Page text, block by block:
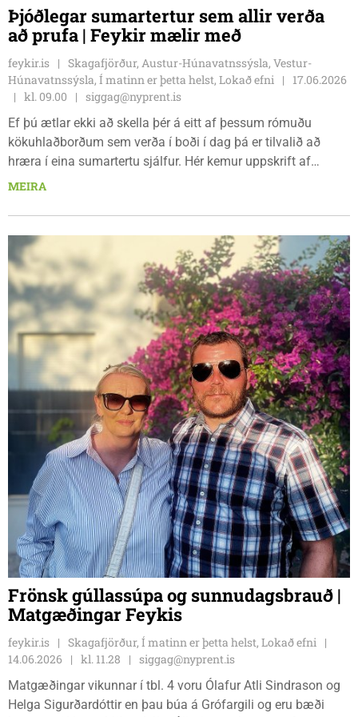
Þjóðlegar sumartertur sem allir verða
að prufa | Feykir mælir með
feykir.is
Skagafjörður, Austur-Húnavatnssýsla, Vestur-
Húnavatnssýsla, Í matinn er þetta helst, Lokað efni
17.06.2026
kl. 09.00
siggag@nyprent.is
Ef þú ætlar ekki að skella þér á eitt af þessum rómuðu
kökuhlaðborðum sem verða í boði í dag þá er tilvalið að
hræra í eina sumartertu sjálfur. Hér kemur uppskrift af
girnilegri marengstertu frá heimasíðunni gotterí og gersemar
uppskriftina. Seinni tertan er frá Alberteldar.is og er
rommkúluterta sem Álfhildur Jónsdóttir frá Ísafirði á
heiðurinn af. Nú er bara að setja á sig svuntuna og skella í
tertu. Njótið
MEIRA
Frönsk gúllassúpa og sunnudagsbrauð |
Matgæðingar Feykis
feykir.is
Skagafjörður, Í matinn er þetta helst, Lokað efni
14.06.2026
kl. 11.28
siggag@nyprent.is
Matgæðingar vikunnar í tbl. 4 voru Ólafur Atli Sindrason og
Helga Sigurðardóttir en þau búa á Grófargili og eru bæði